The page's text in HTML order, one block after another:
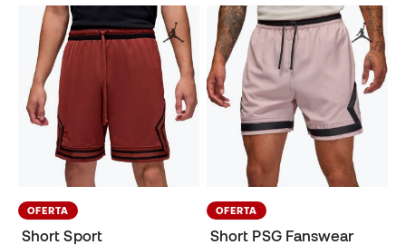
OFERTA
Short Sport
OFERTA
Short PSG Fanswear